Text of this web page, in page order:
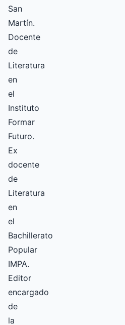
San
Martín.
Docente
de
Literatura
en
el
Instituto
Formar
Futuro.
Ex
docente
de
Literatura
en
el
Bachillerato
Popular
IMPA.
Editor
encargado
de
la